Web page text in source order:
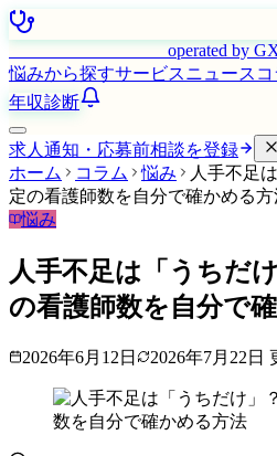
operated by
悩みから探すサービスニュース
年収診断
求人通知・応募前相談を登録
ホーム
コラム 悩み
人手不足
定の看護師数を自分で確かめる方
悩み
人手不足は「うちだ
の看護師数を自分で
2026年6月12日 2026年7月22日